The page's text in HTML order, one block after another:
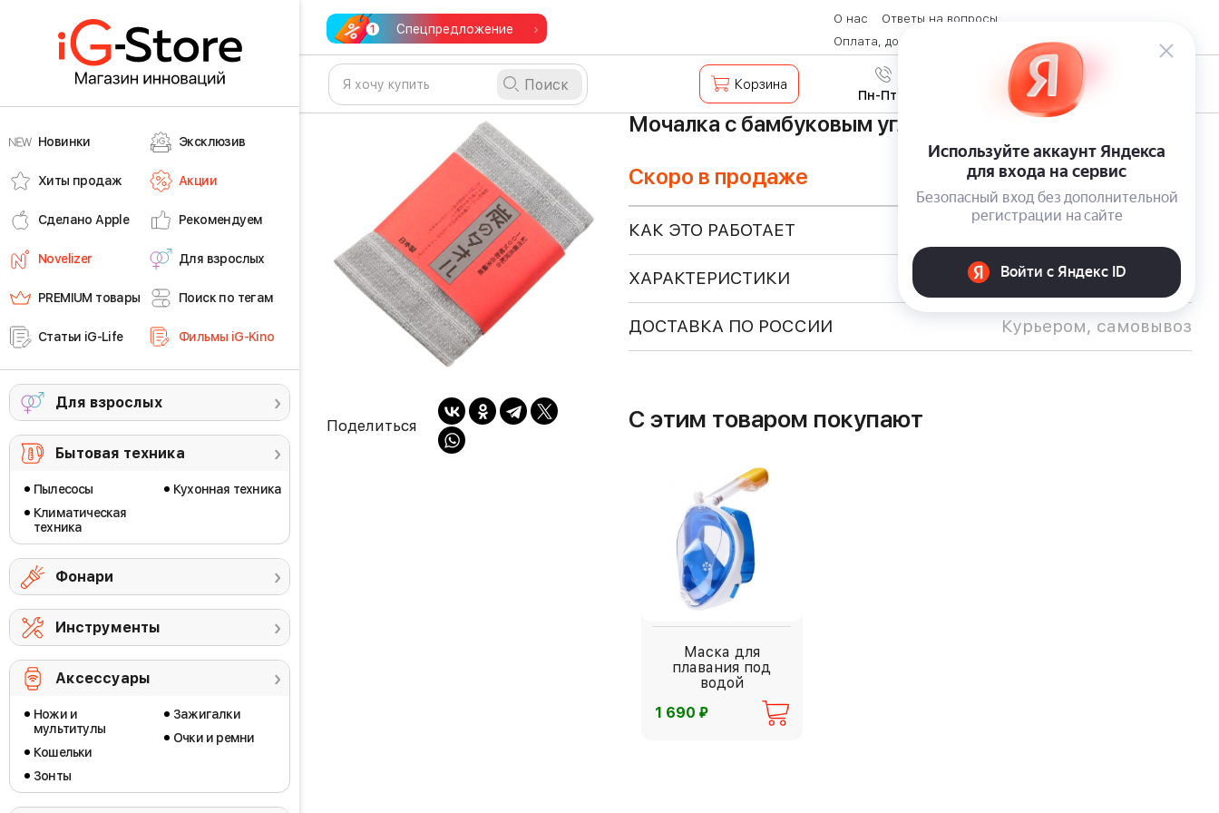
Новинки Эксклюзив
Хиты продаж Акции
Сделано Apple Рекомендуем
Novelizer Для взрослых
PREMIUM товары Поиск по тегам
Статьи iG-Life Фильмы iG-Kino
Для взрослых
Бытовая техника
Пылесосы
Климатическая
техника
Кухонная техника
Фонари
Инструменты
Аксессуары
Ножи и
мультитулы
Кошельки
Зонты
Зажигалки
Очки и ремни
Спецпредложение
О нас
Ответы на вопросы
Оплата, доставка и возврат товара
Контакты
Поиск Корзина 8 (800) 600-28-07
Пн-Пт с 9:00 до 19:00
Поделиться
Мочалка с бамбуковым углем Orim
Скоро в продаже
КАК ЭТО РАБОТАЕТ
ХАРАКТЕРИСТИКИ
ДОСТАВКА ПО РОССИИ Курьером, самовывоз
С этим товаром покупают
Маска для
плавания под
водой
1 690 ⃏